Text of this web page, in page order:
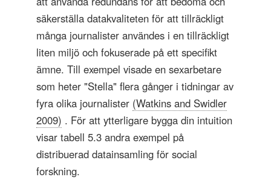
säkerställa datakvaliteten för att tillräckligt
många journalister användes i en tillräckligt
liten miljö och fokuserade på ett specifikt
ämne. Till exempel visade en sexarbetare
som heter "Stella" flera gånger i tidningar av
fyra olika journalister (Watkins and Swidler
2009) . För att ytterligare bygga din intuition
visar tabell 5.3 andra exempel på
distribuerad datainsamling för social
forskning.